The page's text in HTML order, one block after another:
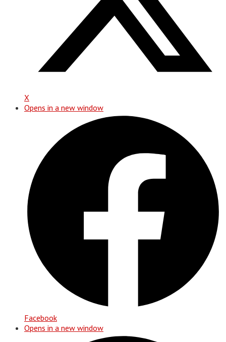
X
Opens in a new window
Facebook
Opens in a new window